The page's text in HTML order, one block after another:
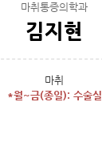
마취통증의학과
김지현
마취
*월~금(종일): 수술실